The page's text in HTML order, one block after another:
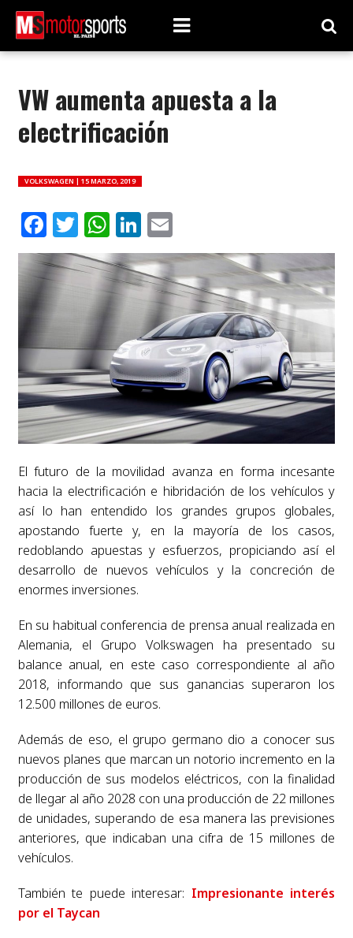
VW aumenta apuesta a la
electrificación
VOLKSWAGEN | 15 MARZO, 2019
Facebook
Twitter
WhatsApp
LinkedIn
Email
El futuro de la movilidad avanza en forma incesante
hacia la electrificación e hibridación de los vehículos y
así lo han entendido los grandes grupos globales,
apostando fuerte y, en la mayoría de los casos,
redoblando apuestas y esfuerzos, propiciando así el
desarrollo de nuevos vehículos y la concreción de
enormes inversiones.
En su habitual conferencia de prensa anual realizada en
Alemania, el Grupo Volkswagen ha presentado su
balance anual, en este caso correspondiente al año
2018, informando que sus ganancias superaron los
12.500 millones de euros.
Además de eso, el grupo germano dio a conocer sus
nuevos planes que marcan un notorio incremento en la
producción de sus modelos eléctricos, con la finalidad
de llegar al año 2028 con una producción de 22 millones
de unidades, superando de esa manera las previsiones
anteriores, que indicaban una cifra de 15 millones de
vehículos.
También te puede interesar: Impresionante interés
por el Taycan